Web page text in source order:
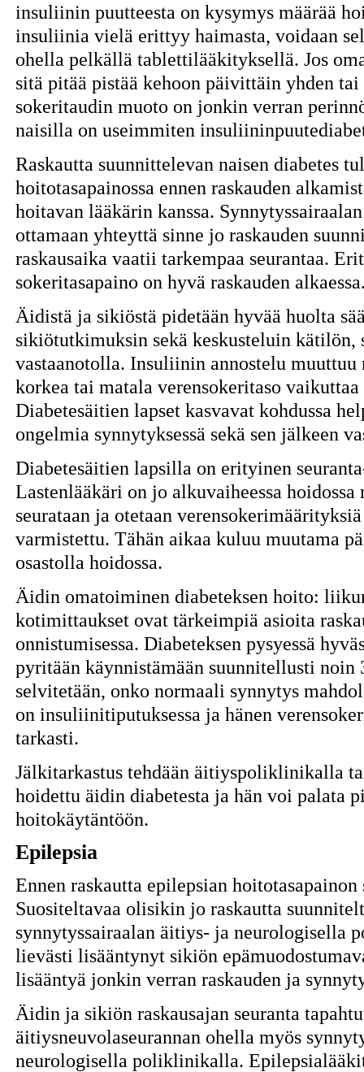
insuliinin puutteesta on kysymys määrää
insuliinia vielä erittyy haimasta, voidaan
ohella pelkällä tablettilääkityksellä. Jos
sitä pitää pistää kehoon päivittäin yhden tai
sokeritaudin muoto on jonkin verran
naisilla on useimmiten
Raskautta suunnittelevan naisen diabetes
hoitotasapainossa ennen raskauden
hoitavan lääkärin kanssa.
ottamaan yhteyttä sinne jo raskauden
raskausaika vaatii tarkempaa seurantaa.
sokeritasapaino on hyvä raskauden
Äidistä ja sikiöstä pidetään hyvää huolta
sikiötutkimuksin sekä keskusteluin kätilön,
vastaanotolla. Insuliinin annostelu muuttuu
korkea tai matala verensokeritaso
Diabetesäitien lapset kasvavat kohdussa
ongelmia synnytyksessä sekä sen jälkeen
Diabetesäitien lapsilla on erityinen
Lastenlääkäri on jo alkuvaiheessa
seurataan ja otetaan
varmistettu. Tähän aikaa kuluu muutama
osastolla hoidossa.
Äidin omatoiminen diabeteksen hoito:
kotimittaukset ovat tärkeimpiä asioita
onnistumisessa. Diabeteksen pysyessä
pyritään käynnistämään suunnitellusti noin
selvitetään, onko normaali synnytys
on insuliinitiputuksessa ja hänen
tarkasti.
Jälkitarkastus tehdään äitiyspoliklinikalla
hoidettu äidin diabetesta ja hän voi palata
hoitokäytäntöön.
Epilepsia
Ennen raskautta epilepsian
Suositeltavaa olisikin jo raskautta
synnytyssairaalan äitiys- ja
lievästi lisääntynyt sikiön
lisääntyä jonkin verran raskauden ja
Äidin ja sikiön raskausajan seuranta
äitiysneuvolaseurannan ohella myös
neurologisella poliklinikalla.